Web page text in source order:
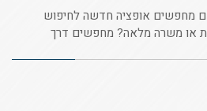
מחפשים אופציה חדשה לחיפוש
או משרה מלאה? מחפשים דרך